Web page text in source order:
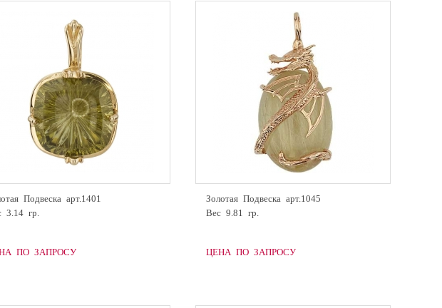
Подвеска арт.1401
3.14 гр.
ПО ЗАПРОСУ
Золотая Подвеска арт.1045
Вес 9.81 гр.
ЦЕНА ПО ЗАПРОСУ